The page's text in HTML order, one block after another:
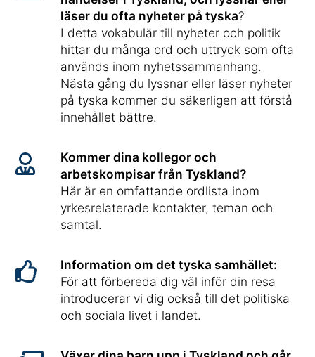
läser du ofta nyheter på tyska?
I detta vokabulär till nyheter och politik
hittar du många ord och uttryck som ofta
används inom nyhetssammanhang.
Nästa gång du lyssnar eller läser nyheter
på tyska kommer du säkerligen att förstå
innehållet bättre.
Kommer dina kollegor och
arbetskompisar från Tyskland?
Här är en omfattande ordlista inom
yrkesrelaterade kontakter, teman och
samtal.
Information om det tyska samhället:
För att förbereda dig väl inför din resa
introducerar vi dig också till det politiska
och sociala livet i landet.